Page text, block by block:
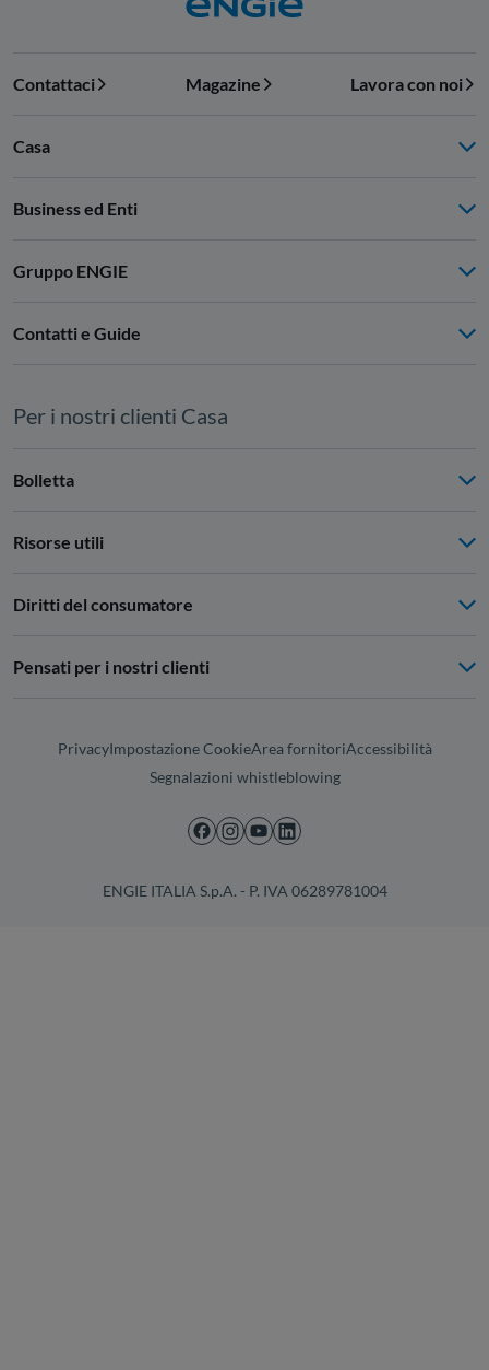
Contattaci Magazine Lavora con noi
Casa
Business ed Enti
Gruppo ENGIE
Contatti e Guide
Per i nostri clienti Casa
Bolletta
Risorse utili
Diritti del consumatore
Pensati per i nostri clienti
PrivacyImpostazione CookieArea fornitoriAccessibilità
Segnalazioni whistleblowing
ENGIE ITALIA S.p.A. - P. IVA 06289781004